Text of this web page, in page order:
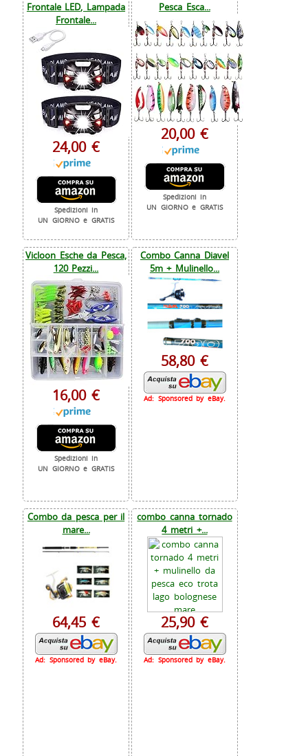
Frontale LED, Lampada
Frontale...
24,00 €
Spedizioni in
UN GIORNO e GRATIS
Pesca Esca...
20,00 €
Spedizioni in
UN GIORNO e GRATIS
Vicloon Esche da Pesca,
120 Pezzi...
16,00 €
Spedizioni in
UN GIORNO e GRATIS
Combo Canna Diavel
5m + Mulinello...
58,80 €
Ad: Sponsored by eBay.
Combo da pesca per il
mare...
64,45 €
Ad: Sponsored by eBay.
combo canna tornado
4 metri +...
25,90 €
Ad: Sponsored by eBay.